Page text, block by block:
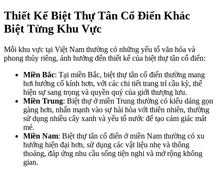
Thiết Kế Biệt Thự Tân Cổ Điển Khác
Biệt Từng Khu Vực
Mỗi khu vực tại Việt Nam thường có những yếu tố văn hóa và
phong thủy riêng, ảnh hưởng đến thiết kế của biệt thự tân cổ điển:
Miền Bắc: Tại miền Bắc, biệt thự tân cổ điển thường mang
hơi hướng cổ kính hơn, với các chi tiết trang trí cầu kỳ, thể
hiện sự sang trọng và quyền quý của giới thượng lưu.
Miền Trung: Biệt thự ở miền Trung thường có kiểu dáng gọn
gàng hơn, nhấn mạnh vào sự hài hòa với thiên nhiên, thường
sử dụng nhiều cây xanh và yếu tố nước để tạo cảm giác mát
mẻ.
Miền Nam: Biệt thự tân cổ điển ở miền Nam thường có xu
hướng hiện đại hơn, sử dụng các vật liệu nhẹ và thông
thoáng, đáp ứng nhu cầu sống tiện nghi và mở rộng không
gian.